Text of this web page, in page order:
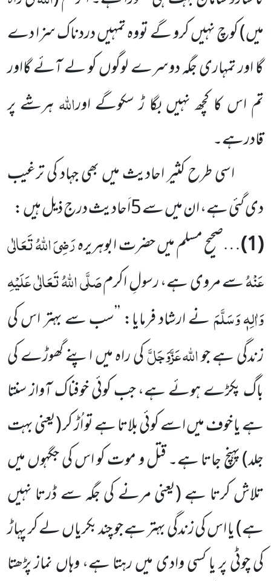
میں) کوچ نہیں کرو گے تووہ تمہیں دردناک سزا دے
گا اور تمہاری جگہ دوسرے لوگوں کو لے آئے گااور
تم اس کا کچھ نہیں بگا ڑ سکوگے اوراللہہرشے پر
قادرہے۔
اسی طرح کثیر احادیث میں بھی جہاد کی ترغیب
دی گئی ہے، ان میں سے 5اَحادیث درج ذیل ہیں :
(1) …صحیح مسلم میں حضرت ابوہریرہرَضِیَ اللہُ تَعَالٰی
عَنْہُسے مروی ہے، رسولِ اکرمصَلَّی اللہُ تَعَالٰی عَلَیْہِ
وَاٰلِہٖ وَسَلَّمَنے ارشاد فرمایا: ’’سب سے بہتر اس کی
زندگی ہے جواللہعَزَّوَجَلَّکی راہ میں اپنے گھوڑے کی
باگ پکڑے ہوئے ہے، جب کوئی خوفناک آواز سنتا
ہے یا خوف میں اسے کوئی بلاتا ہے تو اُڑ کر(یعنی بہت
جلد)پہنچ جاتا ہے۔ قتل و موت کو اس کی جگہوں میں
تلاش کرتا ہے (یعنی مرنے کی جگہ سے ڈرتا نہیں
ہے) یا اس کی زندگی بہتر ہے جو چند بکریاں لے کر پہاڑ
کی چوٹی پر یا کسی وادی میں رہتا ہے، وہاں نماز پڑھتا